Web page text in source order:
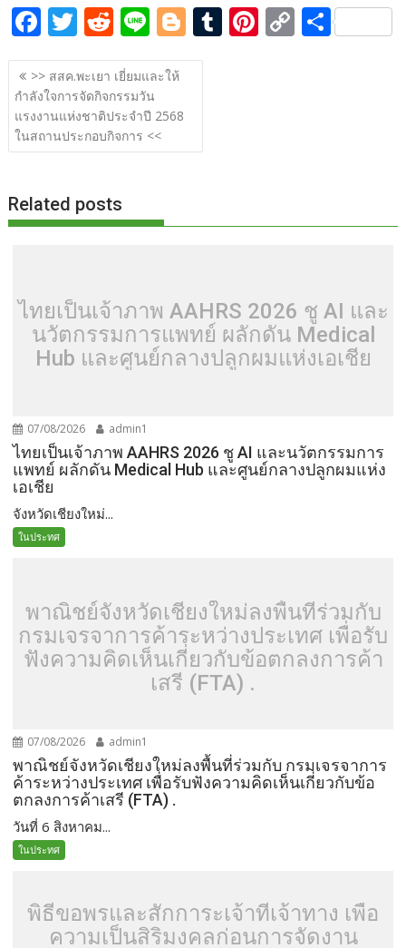
F
ac
e
b
o
k
T
w
itt
er
R
e
d
di
t
Li
n
e
Bl
o
T Pi C S
แนะแนว
เรื่อง
>> สสค.พะเยา เยี่ยมและให้
กำลังใจการจัดกิจกรรมวัน
แรงงานแห่งชาติประจำปี 2568
ในสถานประกอบกิจการ <<
Related posts
ไทยเป็นเจ้าภาพ AAHRS 2026 ชู AI และ
นวัตกรรมการแพทย์ ผลักดัน Medical
Hub และศูนย์กลางปลูกผมแห่งเอเชีย
07/08/2026 admin1
ไทยเป็นเจ้าภาพ AAHRS 2026 ชู AI และนวัตกรรมการ
แพทย์ ผลักดัน Medical Hub และศูนย์กลางปลูกผมแห่ง
เอเชีย
จังหวัดเชียงใหม่...
ในประทศ
พาณิชย์จังหวัดเชียงใหม่ลงพื้นที่ร่วมกับ
กรมเจรจาการค้าระหว่างประเทศ เพื่อรับ
ฟังความคิดเห็นเกี่ยวกับข้อตกลงการค้า
เสรี (FTA) .
07/08/2026 admin1
พาณิชย์จังหวัดเชียงใหม่ลงพื้นที่ร่วมกับ กรมเจรจาการ
ค้าระหว่างประเทศ เพื่อรับฟังความคิดเห็นเกี่ยวกับข้อ
ตกลงการค้าเสรี (FTA) .
วันที่ 6 สิงหาคม...
ในประทศ
พิธีขอพรและสักการะเจ้าที่เจ้าทาง เพื่อ
ความเป็นสิริมงคลก่อนการจัดงาน